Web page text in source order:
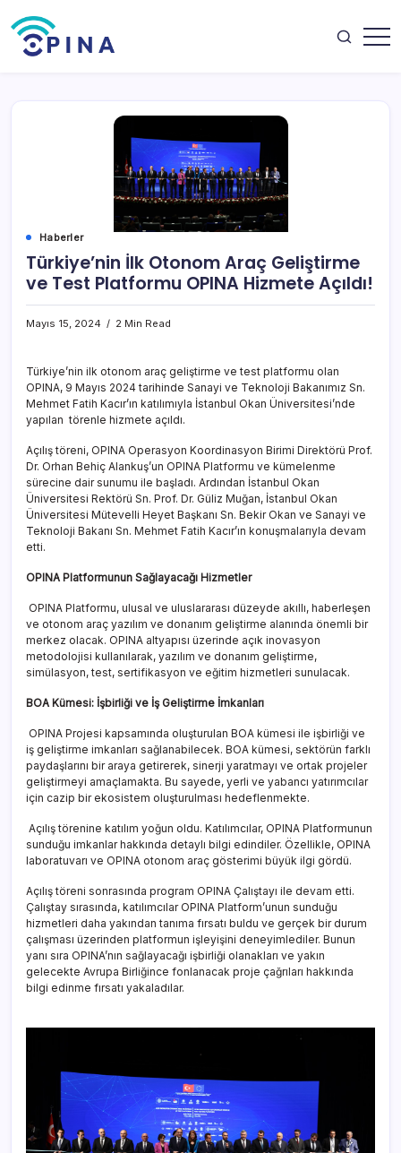
to
content
Haberler
Türkiye’nin İlk Otonom Araç Geliştirme
ve Test Platformu OPINA Hizmete Açıldı!
Mayıs 15, 2024 2 Min Read
Türkiye’nin ilk otonom araç geliştirme ve test platformu olan
OPINA, 9 Mayıs 2024 tarihinde Sanayi ve Teknoloji Bakanımız Sn.
Mehmet Fatih Kacır’ın katılımıyla İstanbul Okan Üniversitesi’nde
yapılan törenle hizmete açıldı.
Açılış töreni, OPINA Operasyon Koordinasyon Birimi Direktörü Prof.
Dr. Orhan Behiç Alankuş’un OPINA Platformu ve kümelenme
sürecine dair sunumu ile başladı. Ardından İstanbul Okan
Üniversitesi Rektörü Sn. Prof. Dr. Güliz Muğan, İstanbul Okan
Üniversitesi Mütevelli Heyet Başkanı Sn. Bekir Okan ve Sanayi ve
Teknoloji Bakanı Sn. Mehmet Fatih Kacır’ın konuşmalarıyla devam
etti.
OPINA Platformunun Sağlayacağı Hizmetler
OPINA Platformu, ulusal ve uluslararası düzeyde akıllı, haberleşen
ve otonom araç yazılım ve donanım geliştirme alanında önemli bir
merkez olacak. OPINA altyapısı üzerinde açık inovasyon
metodolojisi kullanılarak, yazılım ve donanım geliştirme,
simülasyon, test, sertifikasyon ve eğitim hizmetleri sunulacak.
BOA Kümesi: İşbirliği ve İş Geliştirme İmkanları
OPINA Projesi kapsamında oluşturulan BOA kümesi ile işbirliği ve
iş geliştirme imkanları sağlanabilecek. BOA kümesi, sektörün farklı
paydaşlarını bir araya getirerek, sinerji yaratmayı ve ortak projeler
geliştirmeyi amaçlamakta. Bu sayede, yerli ve yabancı yatırımcılar
için cazip bir ekosistem oluşturulması hedeflenmekte.
Açılış törenine katılım yoğun oldu. Katılımcılar, OPINA Platformunun
sunduğu imkanlar hakkında detaylı bilgi edindiler. Özellikle, OPINA
laboratuvarı ve OPINA otonom araç gösterimi büyük ilgi gördü.
Açılış töreni sonrasında program OPINA Çalıştayı ile devam etti.
Çalıştay sırasında, katılımcılar OPINA Platform’unun sunduğu
hizmetleri daha yakından tanıma fırsatı buldu ve gerçek bir durum
çalışması üzerinden platformun işleyişini deneyimlediler. Bunun
yanı sıra OPINA’nın sağlayacağı işbirliği olanakları ve yakın
gelecekte Avrupa Birliğince fonlanacak proje çağrıları hakkında
bilgi edinme fırsatı yakaladılar.